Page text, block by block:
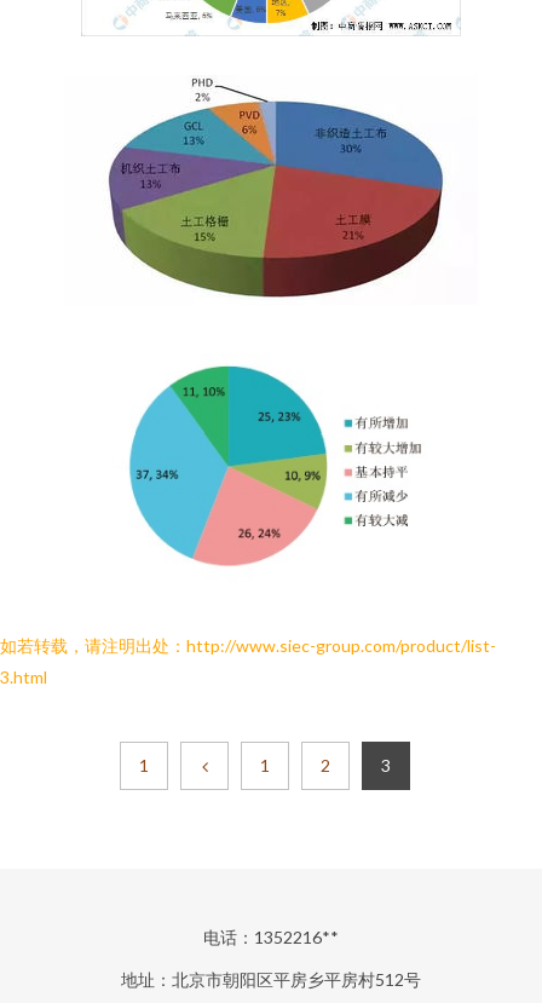
如若转载，请注明出处：http://www.siec-group.com/product/list-
3.html
1 1 2 3
电话：1352216**
地址：北京市朝阳区平房乡平房村512号